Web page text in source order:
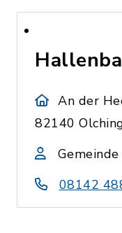
An der
82140
08142